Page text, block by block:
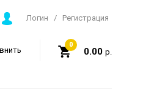
Логин / Регистрация
0
0.00 р.